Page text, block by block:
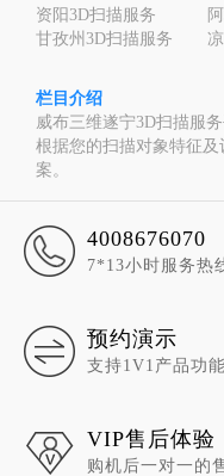
资阳3D扫描服务
甘孜州3D扫描服务
栏目介绍
威布三维遂宁3D扫描服
根据您的扫描对象特征
案。
4008676070
7*13小时服务热
预约演示
支持1V1产品功
VIP售后体验
购机后一对一的